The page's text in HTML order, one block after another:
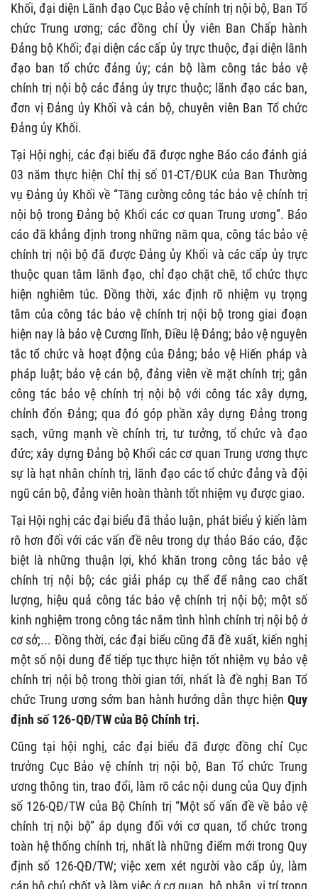
Khối, đại diện Lãnh đạo Cục Bảo vệ chính trị nội bộ, Ban Tổ
chức Trung ương; các đồng chí Ủy viên Ban Chấp hành
Đảng bộ Khối; đại diện các cấp ủy trực thuộc, đại diện lãnh
đạo ban tổ chức đảng ủy; cán bộ làm công tác bảo vệ
chính trị nội bộ các đảng ủy trực thuộc; lãnh đạo các ban,
đơn vị Đảng ủy Khối và cán bộ, chuyên viên Ban Tổ chức
Đảng ủy Khối.
Tại Hội nghị, các đại biểu đã được nghe Báo cáo đánh giá
03 năm thực hiện Chỉ thị số 01-CT/ĐUK của Ban Thường
vụ Đảng ủy Khối về “Tăng cường công tác bảo vệ chính trị
nội bộ trong Đảng bộ Khối các cơ quan Trung ương”. Báo
cáo đã khẳng định trong những năm qua, công tác bảo vệ
chính trị nội bộ đã được Đảng ủy Khối và các cấp ủy trực
thuộc quan tâm lãnh đạo, chỉ đạo chặt chẽ, tổ chức thực
hiện nghiêm túc. Đồng thời, xác định rõ nhiệm vụ trọng
tâm của công tác bảo vệ chính trị nội bộ trong giai đoạn
hiện nay là bảo vệ Cương lĩnh, Điều lệ Đảng; bảo vệ nguyên
tắc tổ chức và hoạt động của Đảng; bảo vệ Hiến pháp và
pháp luật; bảo vệ cán bộ, đảng viên về mặt chính trị; gắn
công tác bảo vệ chính trị nội bộ với công tác xây dựng,
chỉnh đốn Đảng; qua đó góp phần xây dựng Đảng trong
sạch, vững mạnh về chính trị, tư tưởng, tổ chức và đạo
đức; xây dựng Đảng bộ Khối các cơ quan Trung ương thực
sự là hạt nhân chính trị, lãnh đạo các tổ chức đảng và đội
ngũ cán bộ, đảng viên hoàn thành tốt nhiệm vụ được giao.
Tại Hội nghị các đại biểu đã thảo luận, phát biểu ý kiến làm
rõ hơn đối với các vấn đề nêu trong dự thảo Báo cáo, đặc
biệt là những thuận lợi, khó khăn trong công tác bảo vệ
chính trị nội bộ; các giải pháp cụ thể để nâng cao chất
lượng, hiệu quả công tác bảo vệ chính trị nội bộ; một số
kinh nghiệm trong công tác nắm tình hình chính trị nội bộ ở
cơ sở;... Đồng thời, các đại biểu cũng đã đề xuất, kiến nghị
một số nội dung để tiếp tục thực hiện tốt nhiệm vụ bảo vệ
chính trị nội bộ trong thời gian tới, nhất là đề nghị Ban Tổ
chức Trung ương sớm ban hành hướng dẫn thực hiện Quy
định số 126-QĐ/TW của Bộ Chính trị.
Cũng tại hội nghị, các đại biểu đã được đồng chí Cục
trưởng Cục Bảo vệ chính trị nội bộ, Ban Tổ chức Trung
ương thông tin, trao đổi, làm rõ các nội dung của Quy định
số 126-QĐ/TW của Bộ Chính trị “Một số vấn đề về bảo vệ
chính trị nội bộ” áp dụng đối với cơ quan, tổ chức trong
toàn hệ thống chính trị, nhất là những điểm mới trong Quy
định số 126-QĐ/TW; việc xem xét người vào cấp ủy, làm
cán bộ chủ chốt và làm việc ở cơ quan, bộ phận, vị trí trọng